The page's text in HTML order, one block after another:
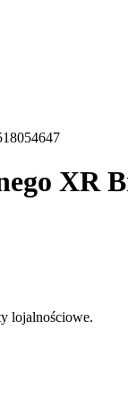
XR
lojalnościowe.